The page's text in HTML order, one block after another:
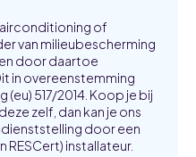
airconditioning of
van milieubescherming
door daartoe
in overeenstemming
(eu) 517/2014. Koop je bij
zelf, dan kan je ons
door een
installateur.